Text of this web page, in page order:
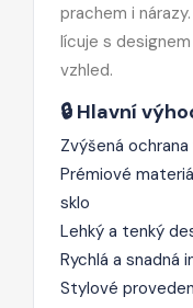
prachem i
lícuje s
vzhled.
🔒 Hlavní
Zvýšená
Prémiové
sklo
Lehký a tenký
Rychlá a snadná
Stylové